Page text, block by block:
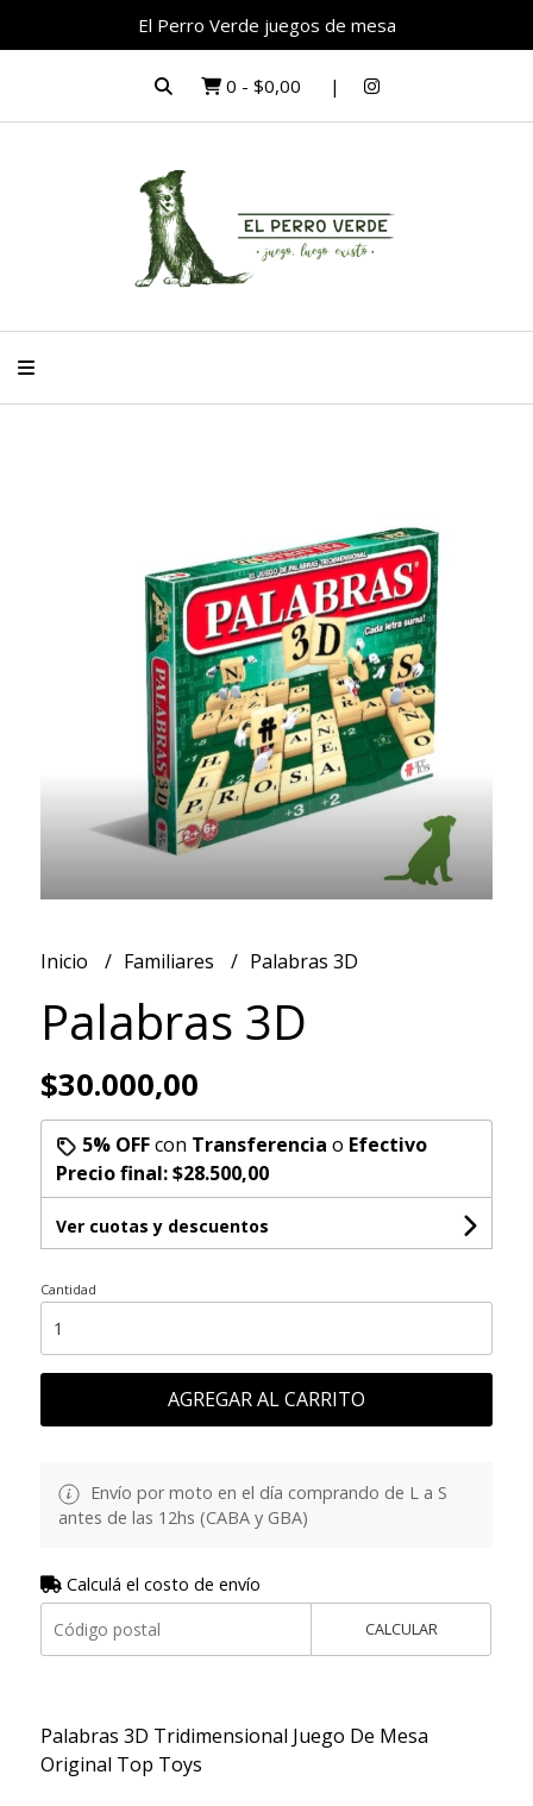
El Perro Verde juegos de mesa
0 - $0,00
Inicio Familiares Palabras 3D
Palabras 3D
$30.000,00
5% OFFcon Transferencia o Efectivo
Precio final:$28.500,00
Ver cuotas y descuentos
Cantidad
AGREGAR AL CARRITO
Envío por moto en el día comprando de L a S
antes de las 12hs (CABA y GBA)
Calculá el costo de envío
CALCULAR
Palabras 3D Tridimensional Juego De Mesa
Original Top Toys